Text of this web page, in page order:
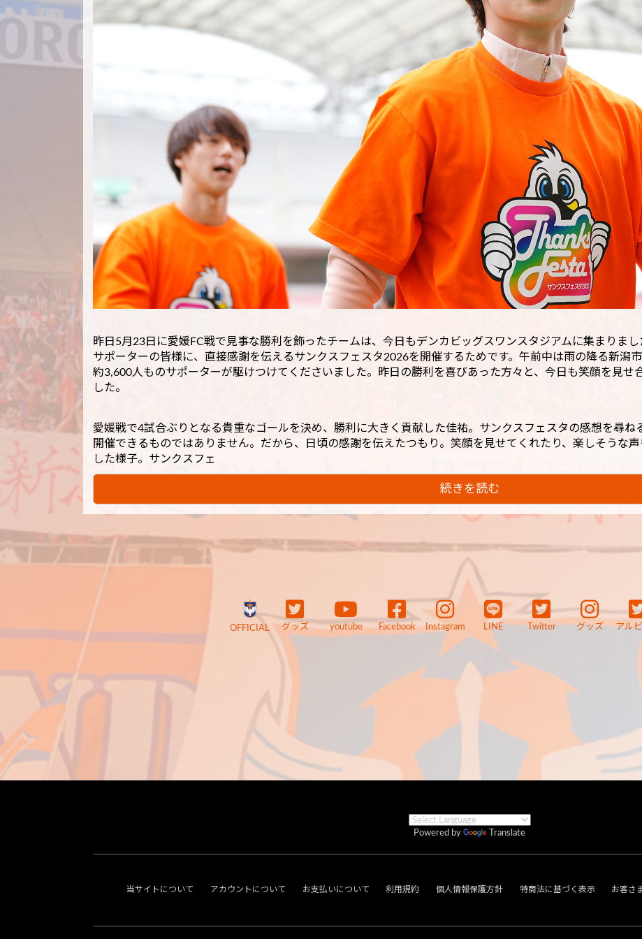
昨日5月23日に愛媛FC戦で見事な勝利を飾ったチームは、今日もデンカビッグスワンスタジアムに集まりま
サポーターの皆様に、直接感謝を伝えるサンクスフェスタ2026を開催するためです。午前中は雨の降る新潟
約3,600人ものサポーターが駆けつけてくださいました。昨日の勝利を喜びあった方々と、今日も笑顔を見せ
した。
愛媛戦で4試合ぶりとなる貴重なゴールを決め、勝利に大きく貢献した佳祐。サンクスフェスタの感想を尋ね
開催できるものではありません。だから、日頃の感謝を伝えたつもり。笑顔を見せてくれたり、楽しそうな
した様子。サンクスフェ
続きを読む
OFFICIAL グッズ youtube Facebook Instagram LINE Twitter グッズ アル
Powered by Translate
当サイトについて アカウントについて お支払いについて 利用規約 個人情報保護方針 特商法に基づく表示 お客さ